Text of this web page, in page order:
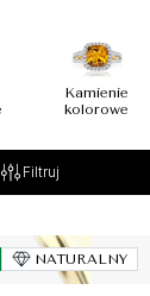
Kamienie
kolorowe
Filtruj
NATURALNY